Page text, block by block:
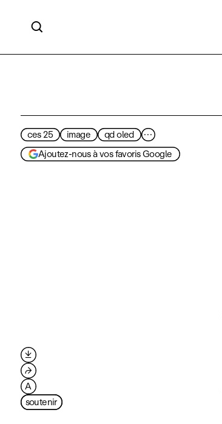

ces 25 image qd oled
···
Ajoutez-nous à vos favoris Google

⮫
A
soutenir